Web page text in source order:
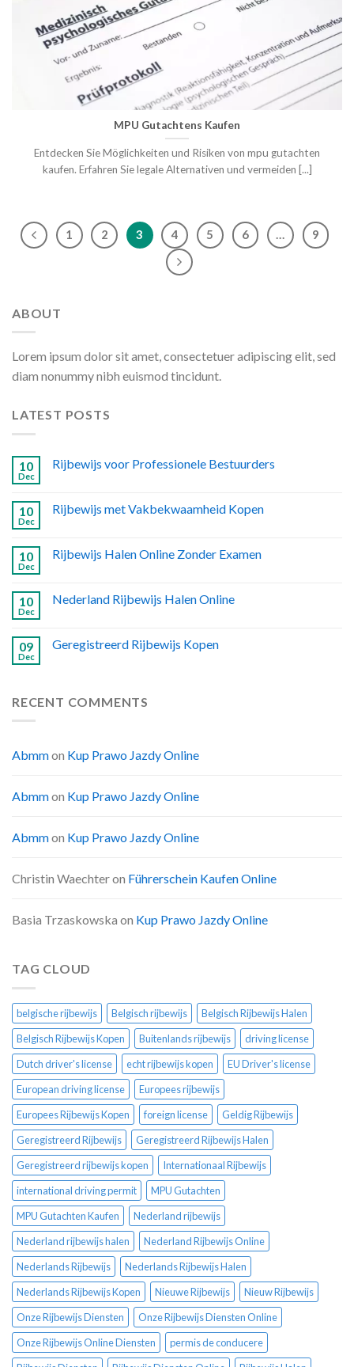
MPU Gutachtens Kaufen
Entdecken Sie Möglichkeiten und Risiken von mpu gutachten
kaufen. Erfahren Sie legale Alternativen und vermeiden [...]
1 2 3 4 5 6 … 9
ABOUT
Lorem ipsum dolor sit amet, consectetuer adipiscing elit, sed
diam nonummy nibh euismod tincidunt.
LATEST POSTS
10
Dec
Rijbewijs voor Professionele Bestuurders
10
Dec
Rijbewijs met Vakbekwaamheid Kopen
10
Dec
Rijbewijs Halen Online Zonder Examen
10
Dec
Nederland Rijbewijs Halen Online
09
Dec
Geregistreerd Rijbewijs Kopen
RECENT COMMENTS
Abmmon Kup Prawo Jazdy Online
Abmmon Kup Prawo Jazdy Online
Abmmon Kup Prawo Jazdy Online
Christin Waechteron Führerschein Kaufen Online
Basia Trzaskowska on Kup Prawo Jazdy Online
TAG CLOUD
belgische rijbewijs Belgisch rijbewijs
Belgisch Rijbewijs Halen
Belgisch Rijbewijs Kopen
Buitenlands rijbewijs
driving license
Dutch driver's license
echt rijbewijs kopen
EU Driver's license
European driving license
Europees rijbewijs
Europees Rijbewijs Kopen
foreign license
Geldig Rijbewijs
Geregistreerd Rijbewijs
Geregistreerd Rijbewijs Halen
Geregistreerd rijbewijs kopen
Internationaal Rijbewijs
international driving permit
MPU Gutachten
MPU Gutachten Kaufen
Nederland rijbewijs
Nederland rijbewijs halen
Nederland Rijbewijs Online
Nederlands Rijbewijs
Nederlands Rijbewijs Halen
Nederlands Rijbewijs Kopen
Nieuwe Rijbewijs
Nieuw Rijbewijs
Onze Rijbewijs Diensten
Onze Rijbewijs Diensten Online
Onze Rijbewijs Online Diensten
permis de conducere